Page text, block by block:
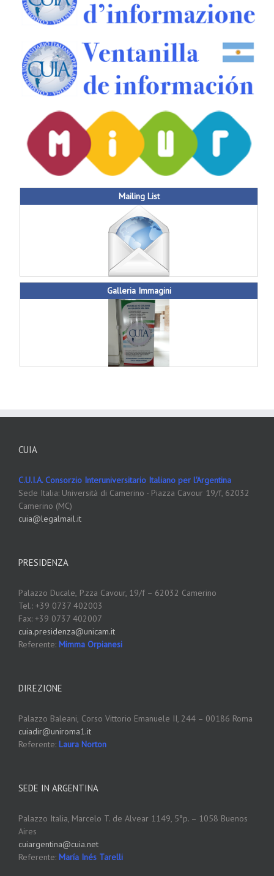
Mailing List
Galleria Immagini
CUIA
C.U.I.A. Consorzio Interuniversitario Italiano per l'Argentina
Sede Italia: Università di Camerino - Piazza Cavour 19/f, 62032
Camerino (MC)
cuia@legalmail.it
PRESIDENZA
Palazzo Ducale, P.zza Cavour, 19/f – 62032 Camerino
Tel.: +39 0737 402003
Fax: +39 0737 402007
cuia.presidenza@unicam.it
Referente: Mimma Orpianesi
DIREZIONE
Palazzo Baleani, Corso Vittorio Emanuele II, 244 – 00186 Roma
cuiadir@uniroma1.it
Referente: Laura Norton
SEDE IN ARGENTINA
Palazzo Italia, Marcelo T. de Alvear 1149, 5°p. – 1058 Buenos
Aires
cuiargentina@cuia.net
Referente: María Inés Tarelli